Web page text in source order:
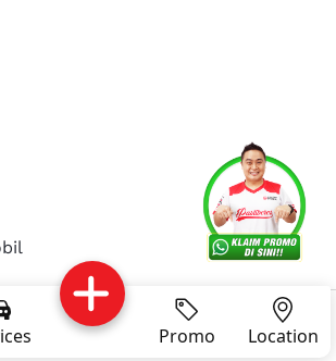
About Us
Career
Promo Location
2025 - Dokter Mobil Indonesia